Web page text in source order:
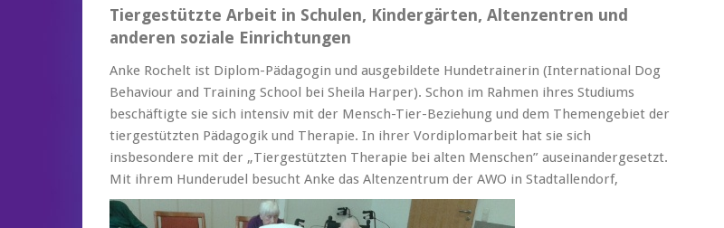
Tiergestützte Arbeit in Schulen, Kindergärten, Altenzentren und
anderen soziale Einrichtungen
Anke Rochelt ist Diplom-Pädagogin und ausgebildete Hundetrainerin (International Dog
Behaviour and Training School bei Sheila Harper). Schon im Rahmen ihres Studiums
beschäftigte sie sich intensiv mit der Mensch-Tier-Beziehung und dem Themengebiet der
tiergestützten Pädagogik und Therapie. In ihrer Vordiplomarbeit hat sie sich
insbesondere mit der „Tiergestützten Therapie bei alten Menschen” auseinandergesetzt.
Mit ihrem Hunderudel besucht Anke das Altenzentrum der AWO in Stadtallendorf,